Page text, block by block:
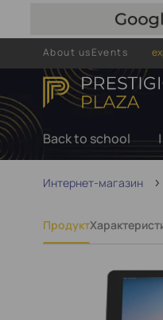
About usEvents
Back to school |
Интернет-магазин
Продукт